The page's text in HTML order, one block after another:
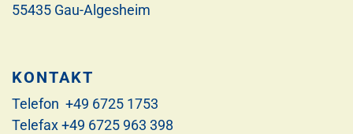
55435 Gau-Algesheim
KONTAKT
Telefon +49 6725 1753
Telefax +49 6725 963 398